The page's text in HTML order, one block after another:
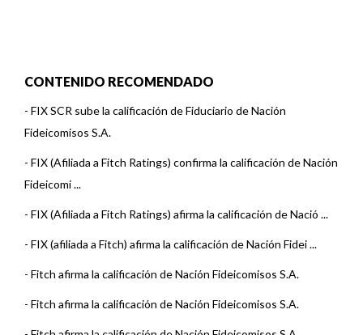
CONTENIDO RECOMENDADO
- FIX SCR sube la calificación de Fiduciario de Nación
Fideicomisos S.A.
- FIX (Afiliada a Fitch Ratings) confirma la calificación de Nación
Fideicomi ...
- FIX (Afiliada a Fitch Ratings) afirma la calificación de Nació ...
- FIX (afiliada a Fitch) afirma la calificación de Nación Fidei ...
- Fitch afirma la calificación de Nación Fideicomisos S.A.
- Fitch afirma la calificación de Nación Fideicomisos S.A.